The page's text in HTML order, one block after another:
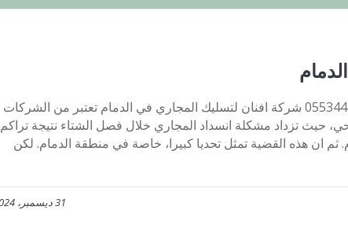
شركة تسليك مجاري فى الدمام 0553445129 شركة افنان لتسليك المجاري في الدمام تعتبر من الشركات
حيث تزداد مشكلة انسداد المجاري خلال فصل الشتاء نتيجة تراكم
ثم ان هذه القضية تمثل تحديا كبيرا، خاصة في منطقة الدمام. لكن
31 ديسمبر، 2024